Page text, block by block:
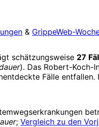
& GrippeWeb-
schätzungsweise 27
). Das Robert-Koch-
Fälle
; Vergleich zu den